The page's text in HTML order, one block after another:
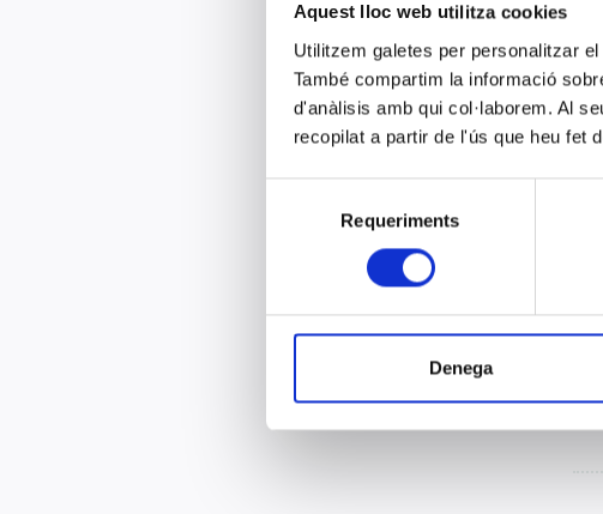
Aquest lloc web utilitza cookies
Utilitzem galetes per personalitzar
També compartim la informació
d'anàlisis amb qui col·laborem. Al
recopilat a partir de l'ús que heu fet
consentiment
Requeriments
Denega